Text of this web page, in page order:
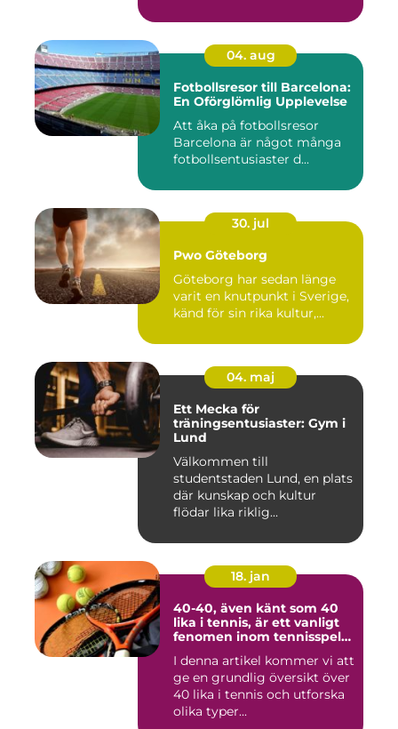
04. aug
Fotbollsresor till Barcelona:
En Oförglömlig Upplevelse
Att åka på fotbollsresor
Barcelona är något många
fotbollsentusiaster d...
30. jul
Pwo Göteborg
Göteborg har sedan länge
varit en knutpunkt i Sverige,
känd för sin rika kultur,...
04. maj
Ett Mecka för
träningsentusiaster: Gym i
Lund
Välkommen till
studentstaden Lund, en plats
där kunskap och kultur
flödar lika riklig...
18. jan
40-40, även känt som 40
lika i tennis, är ett vanligt
fenomen inom tennisspelet
spännande och
frustrerande för spelare
och fans
I denna artikel kommer vi att
ge en grundlig översikt över
40 lika i tennis och utforska
olika typer...